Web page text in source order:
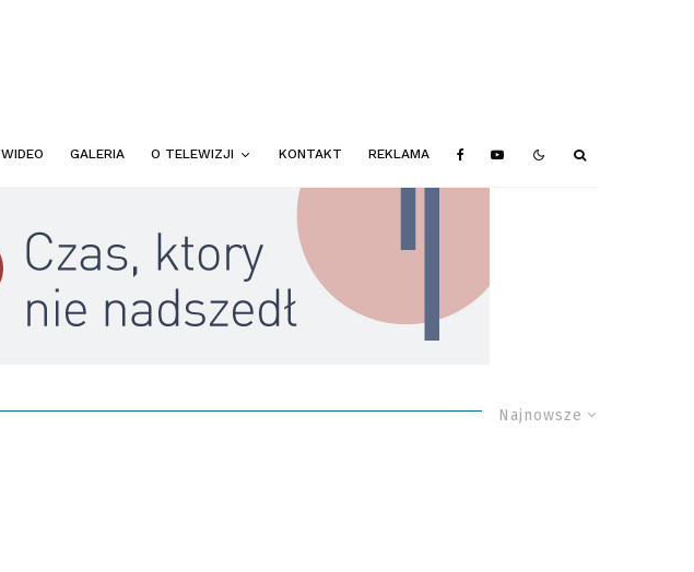
WIDEO GALERIA O TELEWIZJI KONTAKT REKLAMA
Najnowsze